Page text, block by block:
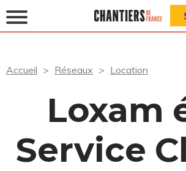
Accueil Réseaux Location
Loxam
Service